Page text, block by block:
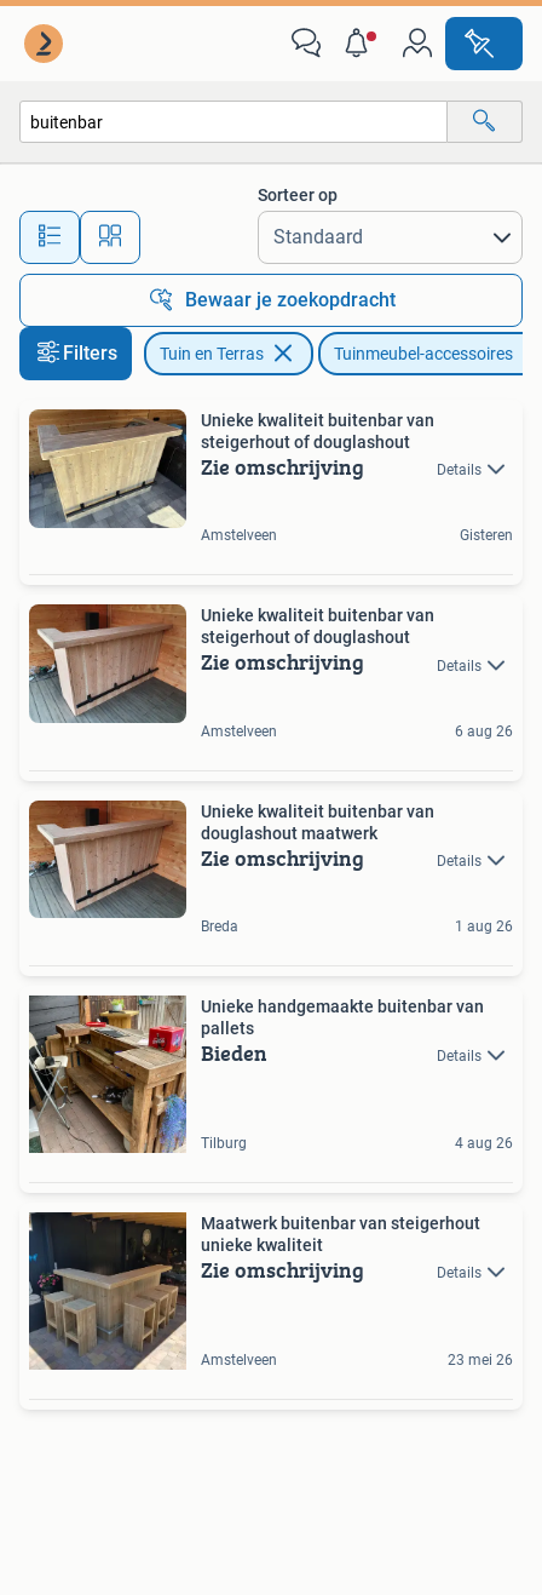
Alle afstanden…
Sorteer op
Bewaar je zoekopdracht
Filters Tuin en Terras Tuinmeubel-accessoires
Unieke kwaliteit buitenbar van
steigerhout of douglashout
Zie omschrijving Details
Amstelveen Gisteren
Unieke kwaliteit buitenbar van
steigerhout of douglashout
Zie omschrijving Details
Amstelveen 6 aug 26
Unieke kwaliteit buitenbar van
douglashout maatwerk
Zie omschrijving Details
Breda 1 aug 26
Unieke handgemaakte buitenbar van
pallets
Bieden Details
Tilburg 4 aug 26
Maatwerk buitenbar van steigerhout
unieke kwaliteit
Zie omschrijving Details
Amstelveen 23 mei 26